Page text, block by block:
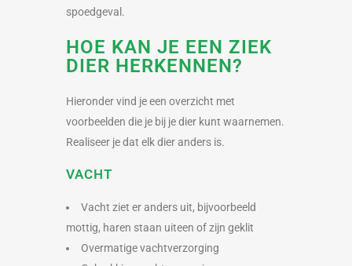
spoedgeval.
HOE KAN JE EEN ZIEK
DIER HERKENNEN?
Hieronder vind je een overzicht met
voorbeelden die je bij je dier kunt waarnemen.
Realiseer je dat elk dier anders is.
VACHT
Vacht ziet er anders uit, bijvoorbeeld
mottig, haren staan uiteen of zijn geklit
Overmatige vachtverzorging